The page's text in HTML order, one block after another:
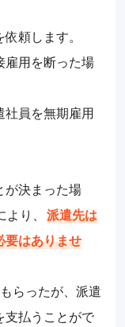
頼します。
雇用を断った場
社員を無期雇用
が決まった場
り、 派遣先は
要はありませ
らったが、派遣
支払うことがで